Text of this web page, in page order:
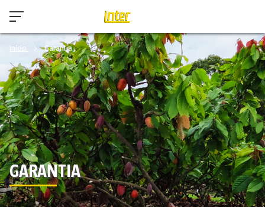
Início Garantia
GARANTIA